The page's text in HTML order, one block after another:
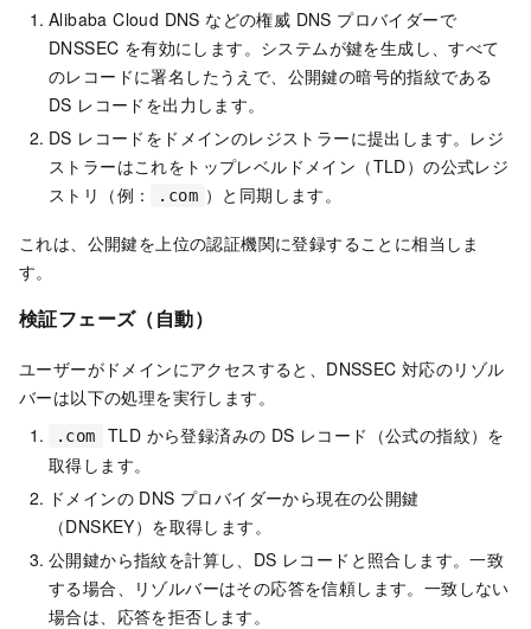
Alibaba Cloud DNS などの権威 DNS プロバイダーで
DNSSEC を有効にします。システムが鍵を生成し、すべて
のレコードに署名したうえで、公開鍵の暗号的指紋である
DS レコードを出力します。
DS レコードをドメインのレジストラーに提出します。レジ
ストラーはこれをトップレベルドメイン（TLD）の公式レジ
ストリ（例：
.com ）と同期します。
これは、公開鍵を上位の認証機関に登録することに相当しま
す。
検証フェーズ（自動）
ユーザーがドメインにアクセスすると、DNSSEC 対応のリゾル
バーは以下の処理を実行します。
.com
TLD から登録済みの DS レコード（公式の指紋）を
取得します。
ドメインの DNS プロバイダーから現在の公開鍵
（DNSKEY）を取得します。
公開鍵から指紋を計算し、DS レコードと照合します。一致
する場合、リゾルバーはその応答を信頼します。一致しない
場合は、応答を拒否します。